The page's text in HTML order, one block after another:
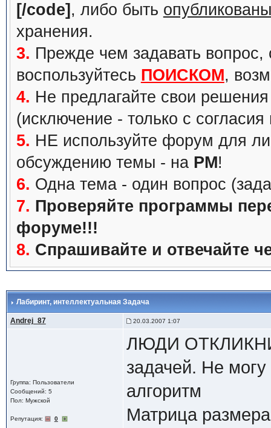
[/code] , либо быть
хранения.
3. Прежде чем задавать вопрос,
воспользуйтесь ПОИСКОМ,
4. Не предлагайте свои
(исключение - только с
5. НЕ используйте форум для
обсуждению темы - на PM!
6. Одна тема - один вопрос
7. Проверяйте программы
форуме!!!
8. Спрашивайте и отвечайте
Лабиринт, интеллектуальная Задача
Andrej_87 20.03.2007 1:07
Группа: Пользователи
Сообщений: 5
Пол: Мужской
Репутация: 0
ЛЮДИ
задачей. Не
алгоритм
Матрица